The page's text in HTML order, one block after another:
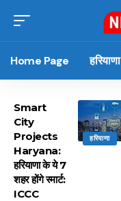
Home Page हरियाणा
हरियाणा
Smart
City
Projects
Haryana:
हरियाणा के ये 7
शहर होंगे स्मार्ट:
ICCC